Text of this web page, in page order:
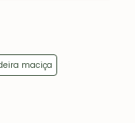
maciça